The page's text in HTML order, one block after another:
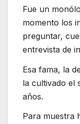
Fue un
momento los
preguntar,
entrevista de
Esa fama, la
la cultivado el
años.
Para muestra